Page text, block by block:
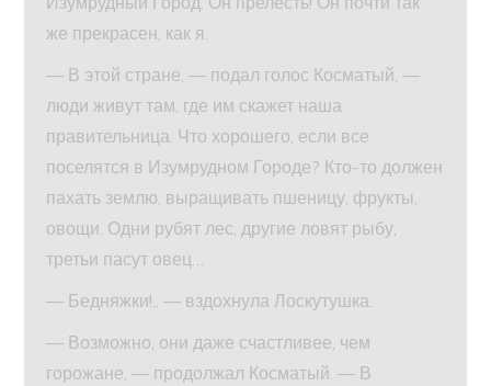
же прекрасен, как я.
— В этой стране, — подал голос Косматый, —
люди живут там, где им скажет наша
правительница. Что хорошего, если все
поселятся в Изумрудном Городе? Кто-то должен
пахать землю, выращивать пшеницу, фрукты,
овощи. Одни рубят лес, другие ловят рыбу,
третьи пасут овец…
— Бедняжки!.. — вздохнула Лоскутушка.
— Возможно, они даже счастливее, чем
горожане, — продолжал Косматый. — В